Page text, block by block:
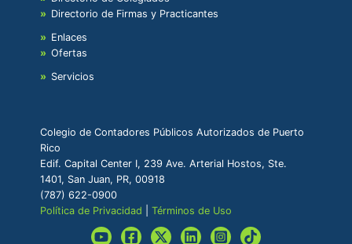
Directorio de Firmas y Practicantes
Enlaces
Ofertas
Servicios
Colegio de Contadores Públicos Autorizados de Puerto
Rico
Edif. Capital Center I, 239 Ave. Arterial Hostos, Ste.
1401, San Juan, PR, 00918
(787) 622-0900
Política de Privacidad |Términos de Uso